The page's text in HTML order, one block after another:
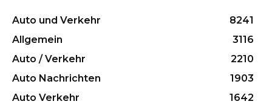
Auto und Verkehr
8241
Allgemein
3116
Auto / Verkehr
2210
Auto Nachrichten
1903
Auto Verkehr
1642